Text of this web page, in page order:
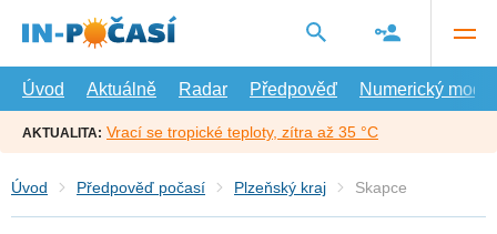
hlavní
Úvod
Aktuálně Radar Předpověď Numerický model
AKTUALITA: Vrací se tropické teploty, zítra až 35 °C
Úvod Předpověď počasí Plzeňský kraj Skapce